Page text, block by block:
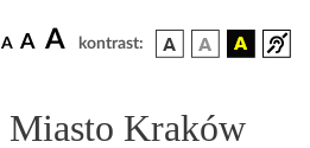
A A A kontrast:
Miasto Kraków